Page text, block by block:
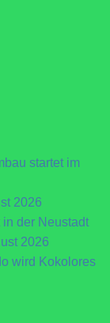
startet im
2026
der Neustadt
2026
wird Kokolores